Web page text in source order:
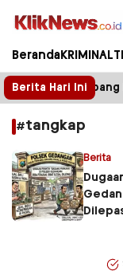
Kliknews.co.id
Beranda KRIMINAL
Berita Hari Ini
Truk Tambang
#tangkap
Berita